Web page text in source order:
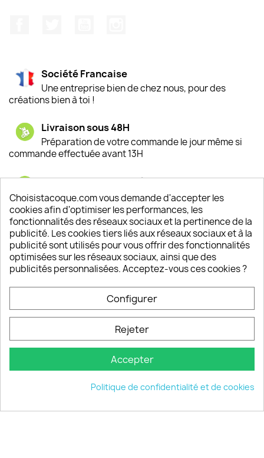
Société Francaise
Une entreprise bien de chez nous, pour des
créations bien à toi !
Livraison sous 48H
Préparation de votre commande le jour même si
commande effectuée avant 13H
Satisfaction de nos clients
Depuis 2009, entre 92% et 94% de nos clients
sont satisfaits de nos produits
Un SAV à votre écoute
Notre SAV est disponible 6/7J de 10h à 18H
keyboard_arrow_down
© 2026 - choisistacoque.com
Choisistacoque.com vous demande d'accepter les
cookies afin d'optimiser les performances, les
fonctionnalités des réseaux sociaux et la pertinence de la
publicité. Les cookies tiers liés aux réseaux sociaux et à la
publicité sont utilisés pour vous offrir des fonctionnalités
optimisées sur les réseaux sociaux, ainsi que des
publicités personnalisées. Acceptez-vous ces cookies ?
Configurer
Rejeter
Accepter
Politique de confidentialité et de cookies